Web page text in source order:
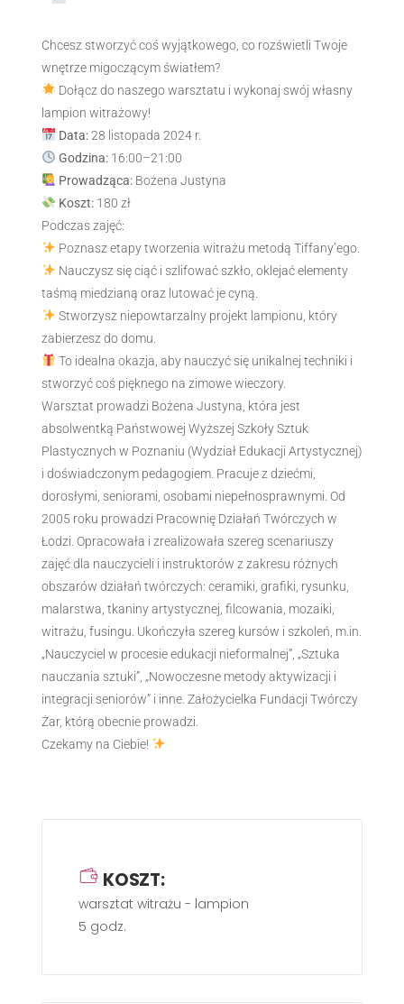
Chcesz stworzyć coś wyjątkowego, co rozświetli Twoje
wnętrze migoczącym światłem?
Dołącz do naszego warsztatu i wykonaj swój własny
lampion witrażowy!
Data:28 listopada 2024 r.
Godzina:16:00–21:00
Prowadząca:Bożena Justyna
Koszt:180 zł
Podczas zajęć:
Poznasz etapy tworzenia witrażu metodą Tiffany’ego.
Nauczysz się ciąć i szlifować szkło, oklejać elementy
taśmą miedzianą oraz lutować je cyną.
Stworzysz niepowtarzalny projekt lampionu, który
zabierzesz do domu.
To idealna okazja, aby nauczyć się unikalnej techniki i
stworzyć coś pięknego na zimowe wieczory.
Warsztat prowadzi Bożena Justyna, która jest
absolwentką Państwowej Wyższej Szkoły Sztuk
Plastycznych w Poznaniu (Wydział Edukacji Artystycznej)
i doświadczonym pedagogiem. Pracuje z dziećmi,
dorosłymi, seniorami, osobami niepełnosprawnymi. Od
2005 roku prowadzi Pracownię Działań Twórczych w
Łodzi. Opracowała i zrealizowała szereg scenariuszy
zajęć dla nauczycieli i instruktorów z zakresu różnych
obszarów działań twórczych: ceramiki, grafiki, rysunku,
malarstwa, tkaniny artystycznej, filcowania, mozaiki,
witrażu, fusingu. Ukończyła szereg kursów i szkoleń, m.in.
„Nauczyciel w procesie edukacji nieformalnej”, „Sztuka
nauczania sztuki”, „Nowoczesne metody aktywizacji i
integracji seniorów” i inne. Założycielka Fundacji Twórczy
Żar, którą obecnie prowadzi.
Czekamy na Ciebie!
KOSZT:
warsztat witrażu - lampion
5 godz.